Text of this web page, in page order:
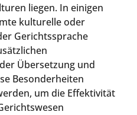
liegen. In einigen
kulturelle oder
Gerichtssprache
Übersetzung und
Besonderheiten
um die Effektivität